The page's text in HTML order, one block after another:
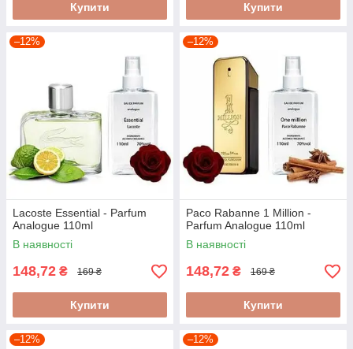
Купити Купити
–12%
Lacoste Essential - Parfum
Analogue 110ml
В наявності
148,72 ₴ 169 ₴
Купити
–12%
Paco Rabanne 1 Million -
Parfum Analogue 110ml
В наявності
148,72 ₴ 169 ₴
Купити
–12% –12%